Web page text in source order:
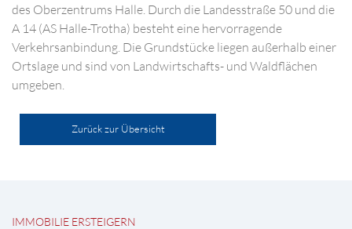
des Oberzentrums Halle. Durch die Landesstraße 50 und die
A 14 (AS Halle-Trotha) besteht eine hervorragende
Verkehrsanbindung. Die Grundstücke liegen außerhalb einer
Ortslage und sind von Landwirtschafts- und Waldflächen
umgeben.
Zurück zur Übersicht
IMMOBILIE ERSTEIGERN